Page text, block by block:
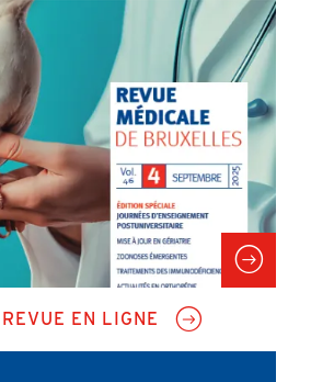
EN LIGNE